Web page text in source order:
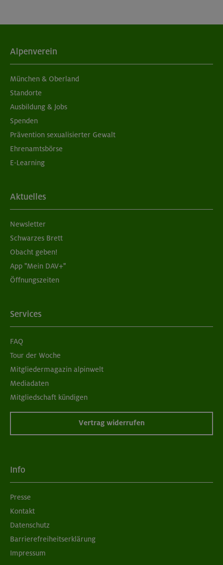
Alpenverein
München & Oberland
Standorte
Ausbildung & Jobs
Spenden
Prävention sexualisierter Gewalt
Ehrenamtsbörse
E-Learning
Aktuelles
Newsletter
Schwarzes Brett
Obacht geben!
App "Mein DAV+"
Öffnungszeiten
Services
FAQ
Tour der Woche
Mitgliedermagazin alpinwelt
Mediadaten
Mitgliedschaft kündigen
Vertrag widerrufen
Info
Presse
Kontakt
Datenschutz
Barrierefreiheitserklärung
Impressum